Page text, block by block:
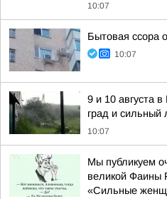
10:07
Бытовая ссора
10:07
9 и 10 августа
град и сильный
10:07
Мы публикуем
великой Фаины
«Сильные